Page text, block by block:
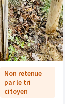
Non retenue
par le tri
citoyen